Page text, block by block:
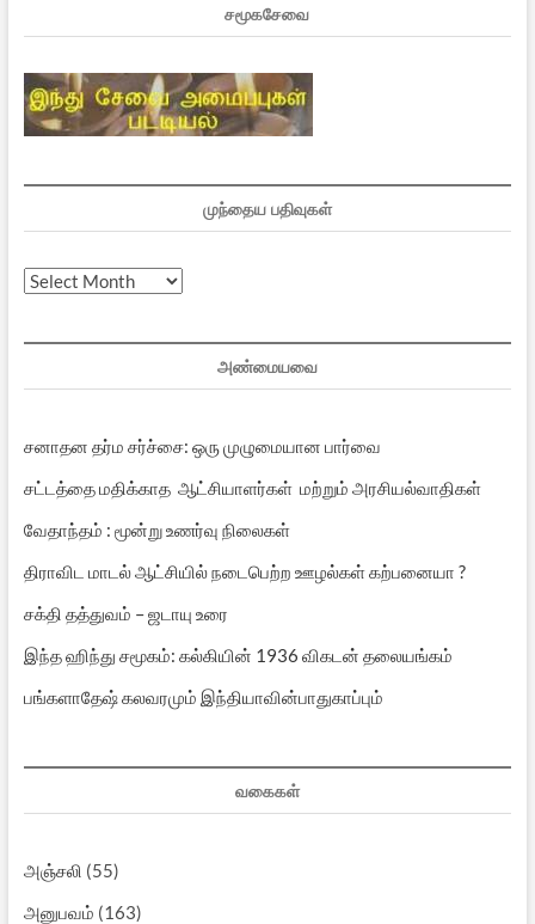
சமூகசேவை
முந்தைய பதிவுகள்
முந்தைய
அண்மையவை
சனாதன தர்ம சர்ச்சை: ஒரு முழுமையான பார்வை
சட்டத்தை மதிக்காத ஆட்சியாளர்கள் மற்றும் அரசியல்வாதிகள்
வேதாந்தம் : மூன்று உணர்வு நிலைகள்
திராவிட மாடல் ஆட்சியில் நடைபெற்ற ஊழல்கள் கற்பனையா ?
சக்தி தத்துவம் – ஜடாயு உரை
இந்த ஹிந்து சமூகம்: கல்கியின் 1936 விகடன் தலையங்கம்
பங்களாதேஷ் கலவரமும் இந்தியாவின்பாதுகாப்பும்
வகைகள்
அஞ்சலி (55)
அனுபவம் (163)